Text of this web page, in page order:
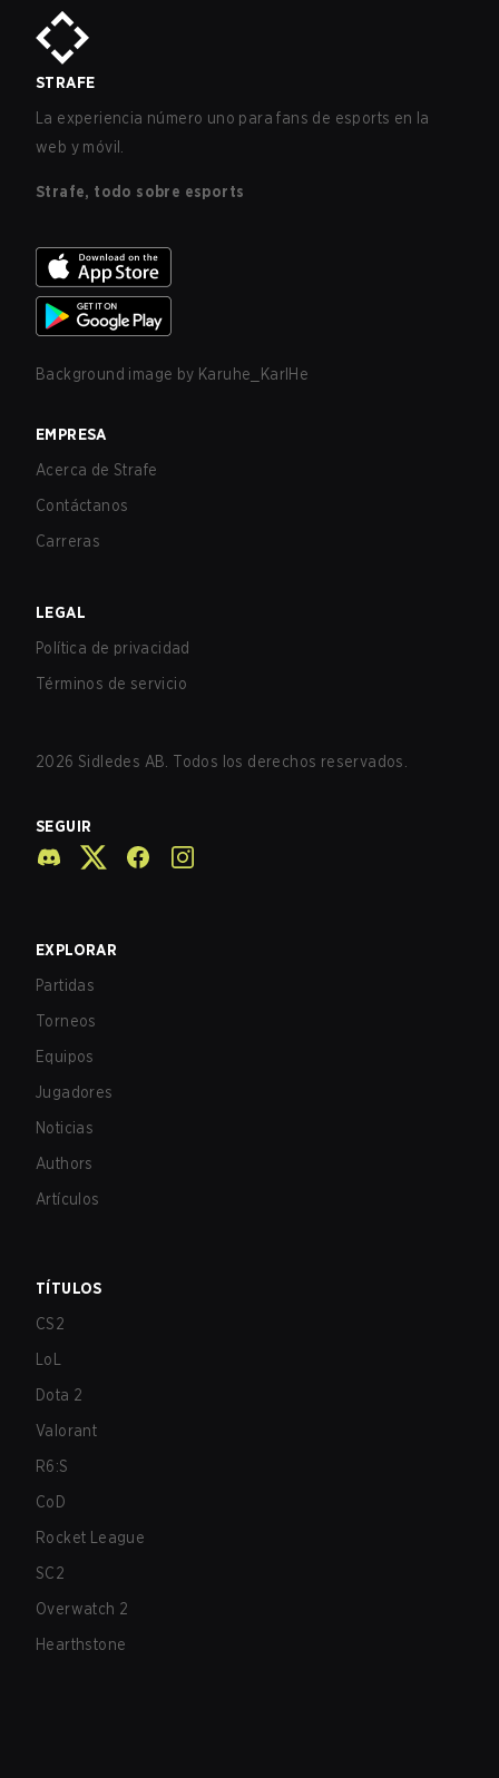
STRAFE
La experiencia número uno para fans de esports en la
web y móvil.
Strafe, todo sobre esports
Background image by Karuhe_KarlHe
EMPRESA
Acerca de Strafe
Contáctanos
Carreras
LEGAL
Política de privacidad
Términos de servicio
2026 Sidledes AB. Todos los derechos reservados.
SEGUIR
EXPLORAR
Partidas
Torneos
Equipos
Jugadores
Noticias
Authors
Artículos
TÍTULOS
CS2
LoL
Dota 2
Valorant
R6:S
CoD
Rocket League
SC2
Overwatch 2
Hearthstone